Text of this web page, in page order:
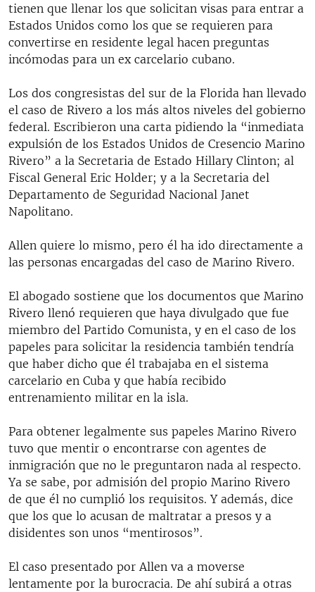
tienen que llenar los que solicitan visas para entrar a
Estados Unidos como los que se requieren para
convertirse en residente legal hacen preguntas
incómodas para un ex carcelario cubano.
Los dos congresistas del sur de la Florida han llevado
el caso de Rivero a los más altos niveles del gobierno
federal. Escribieron una carta pidiendo la “inmediata
expulsión de los Estados Unidos de Cresencio Marino
Rivero” a la Secretaria de Estado Hillary Clinton; al
Fiscal General Eric Holder; y a la Secretaria del
Departamento de Seguridad Nacional Janet
Napolitano.
Allen quiere lo mismo, pero él ha ido directamente a
las personas encargadas del caso de Marino Rivero.
El abogado sostiene que los documentos que Marino
Rivero llenó requieren que haya divulgado que fue
miembro del Partido Comunista, y en el caso de los
papeles para solicitar la residencia también tendría
que haber dicho que él trabajaba en el sistema
carcelario en Cuba y que había recibido
entrenamiento militar en la isla.
Para obtener legalmente sus papeles Marino Rivero
tuvo que mentir o encontrarse con agentes de
inmigración que no le preguntaron nada al respecto.
Ya se sabe, por admisión del propio Marino Rivero
de que él no cumplió los requisitos. Y además, dice
que los que lo acusan de maltratar a presos y a
disidentes son unos “mentirosos”.
El caso presentado por Allen va a moverse
lentamente por la burocracia. De ahí subirá a otras